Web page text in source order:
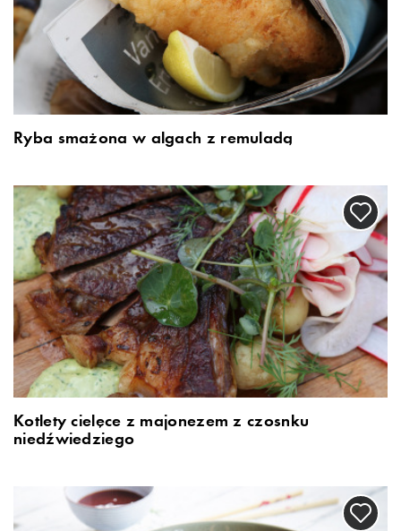
Ryba smażona w algach z remuladą
Kotlety cielęce z majonezem z czosnku
niedźwiedziego